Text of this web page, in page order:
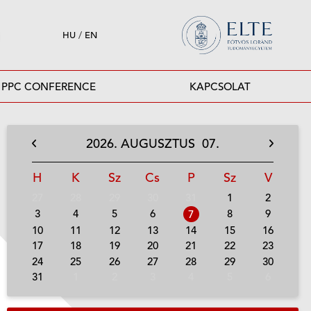
HU / EN
PPC CONFERENCE KAPCSOLAT
2026. AUGUSZTUS 07.
H K Sz Cs P Sz V
1
2
3
4 5 6 7 8
9
10
11 12 13 14 15
16
17
18 19 20 21 22
23
24
25 26 27 28 29
30
31